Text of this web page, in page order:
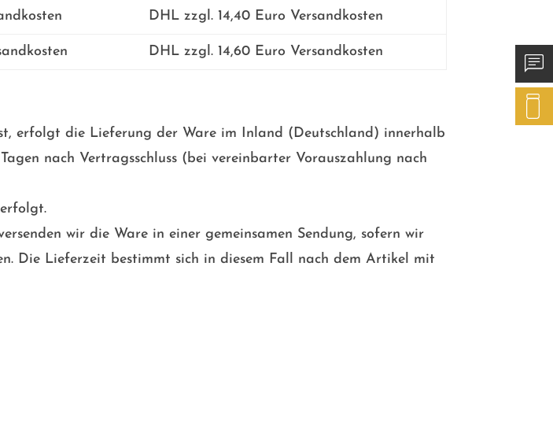
DHL zzgl. 14,40 Euro Versandkosten
DHL zzgl. 14,60 Euro Versandkosten
erfolgt die Lieferung der Ware im Inland (Deutschland) innerhalb
nach Vertragsschluss (bei vereinbarter Vorauszahlung nach
wir die Ware in einer gemeinsamen Sendung, sofern wir
Die Lieferzeit bestimmt sich in diesem Fall nach dem Artikel mit